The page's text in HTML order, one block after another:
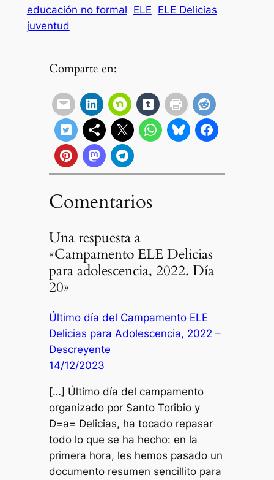
educación no formal ELE ELE Delicias
juventud
Comparte en:
Comentarios
Una respuesta a
«Campamento ELE Delicias
para adolescencia, 2022. Día
20»
Último día del Campamento ELE
Delicias para Adolescencia, 2022 –
Descreyente
14/12/2023
[…] Último día del campamento
organizado por Santo Toribio y
D=a= Delicias, ha tocado repasar
todo lo que se ha hecho: en la
primera hora, les hemos pasado un
documento resumen sencillito para